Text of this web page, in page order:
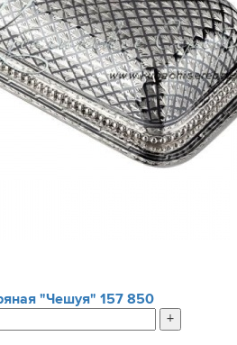
"Чешуя" 157 850
+